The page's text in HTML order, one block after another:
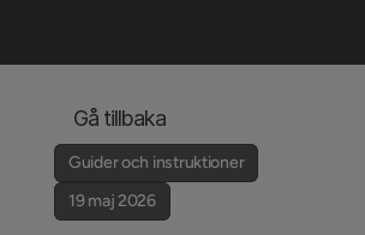
Gå tillbaka
Guider och instruktioner
19 maj 2026